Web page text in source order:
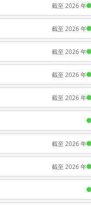
截至 2026 年
截至 2026 年
截至 2026 年
截至 2026 年
截至 2026 年
截至 2026 年
截至 2026 年